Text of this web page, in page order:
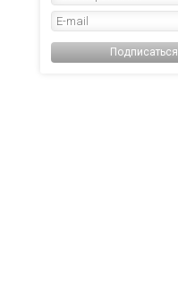
Подписаться